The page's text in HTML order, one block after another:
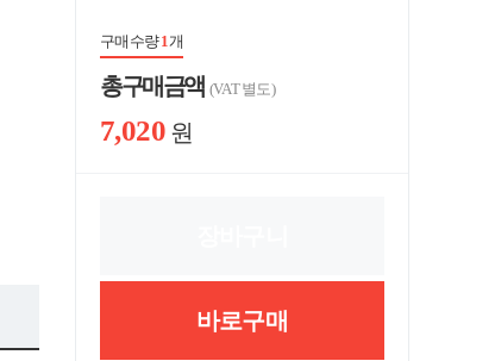
구매수량1개
총 구매 금액 (VAT 별도)
7,020 원
바로구매